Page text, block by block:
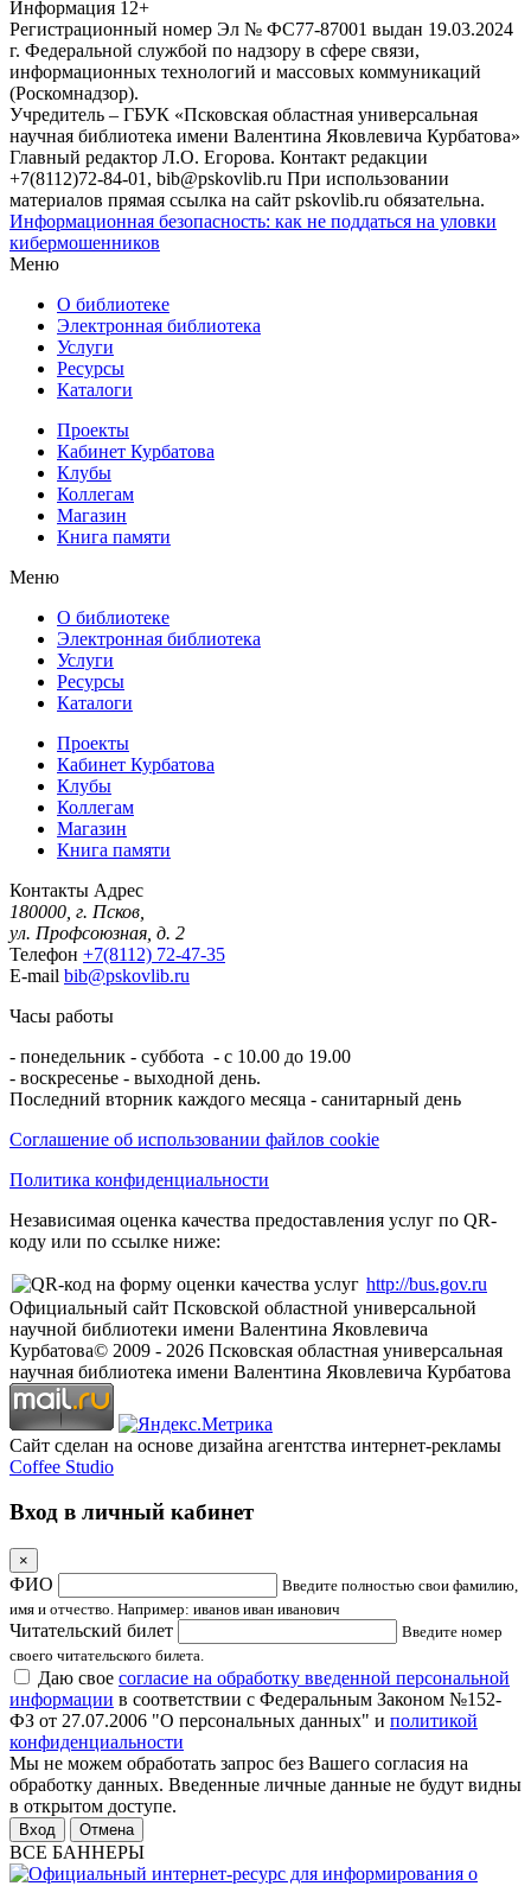
Информация 12+
Регистрационный номер Эл № ФС77-87001 выдан 19.03.2024
г. Федеральной службой по надзору в сфере связи,
информационных технологий и массовых коммуникаций
(Роскомнадзор).
Учредитель – ГБУК «Псковская областная универсальная
научная библиотека имени Валентина Яковлевича Курбатова»
Главный редактор Л.О. Егорова. Контакт редакции
+7(8112)72-84-01, bib@pskovlib.ru При использовании
материалов прямая ссылка на сайт pskovlib.ru обязательна.
Информационная безопасность: как не поддаться на уловки
кибермошенников
Меню
О библиотеке
Электронная библиотека
Услуги
Ресурсы
Каталоги
Проекты
Кабинет Курбатова
Клубы
Коллегам
Магазин
Книга памяти
Меню
О библиотеке
Электронная библиотека
Услуги
Ресурсы
Каталоги
Проекты
Кабинет Курбатова
Клубы
Коллегам
Магазин
Книга памяти
Контакты Адрес
180000, г. Псков,
ул. Профсоюзная, д. 2
Телефон +7(8112) 72-47-35
E-mail bib@pskovlib.ru
Часы работы
- понедельник - суббота - с 10.00 до 19.00
- воскресенье - выходной день.
Последний вторник каждого месяца - санитарный день
Соглашение об использовании файлов cookie
Политика конфиденциальности
Независимая оценка качества предоставления услуг по QR-
коду или по ссылке ниже:
http://bus.gov.ru
Официальный сайт Псковской областной универсальной
научной библиотеки имени Валентина Яковлевича
Курбатова© 2009 - 2026 Псковская областная универсальная
научная библиотека имени Валентина Яковлевича Курбатова
Сайт сделан на основе дизайна агентства интернет-рекламы
Coffee Studio
Вход в личный кабинет
×
ФИО
Введите полностью свои фамилию,
имя и отчество. Например: иванов иван иванович
Читательский билет
Введите номер
своего читательского билета.
Даю свое согласие на обработку введенной персональной
информации в соответствии с Федеральным Законом №152-
ФЗ от 27.07.2006 "О персональных данных" и политикой
конфиденциальности
Мы не можем обработать запрос без Вашего согласия на
обработку данных. Введенные личные данные не будут видны
в открытом доступе.
Отмена
ВСЕ БАННЕРЫ